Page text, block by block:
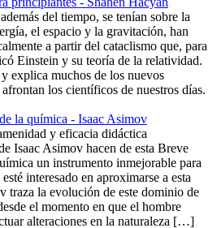
del tiempo, se tenían sobre la
el espacio y la gravitación, han
a partir del cataclismo que, para
Einstein y su teoría de la relatividad.
explica muchos de los nuevos
los científicos de nuestros días.
la química - Isaac Asimov
y eficacia didáctica
Isaac Asimov hacen de esta Breve
un instrumento inmejorable para
interesado en aproximarse a esta
traza la evolución de este dominio de
el momento en que el hombre
alteraciones en la naturaleza […]